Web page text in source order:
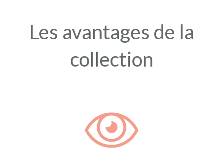
Les avantages de la
collection